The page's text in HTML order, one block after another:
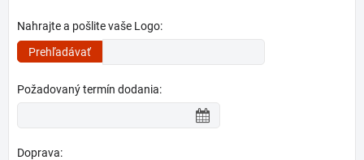
Nahrajte a pošlite vaše Logo:
Požadovaný termín dodania:
Doprava: